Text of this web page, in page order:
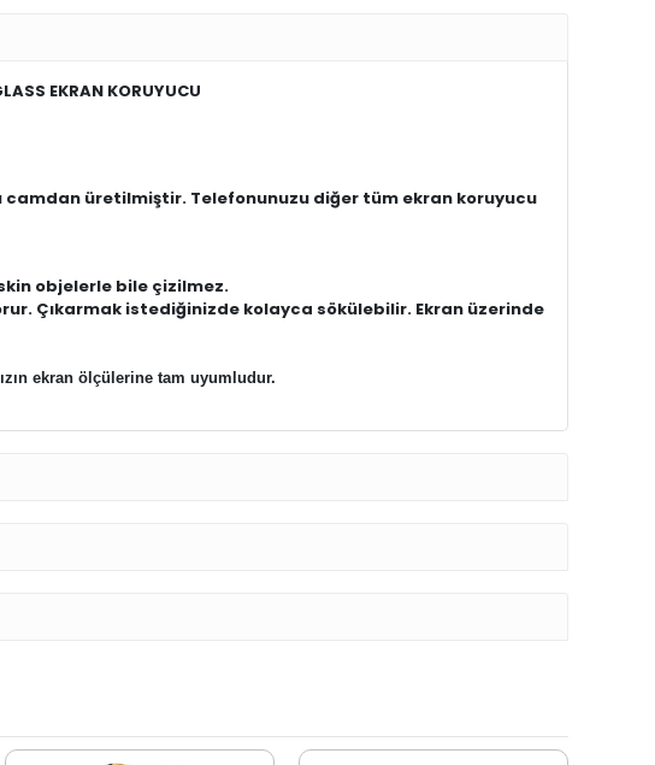
EKRAN KORUYUCU
üretilmiştir. Telefonunuzu diğer tüm ekran koruyucu
objelerle bile çizilmez.
Çıkarmak istediğinizde kolayca sökülebilir. Ekran üzerinde
ekran ölçülerine tam uyumludur.